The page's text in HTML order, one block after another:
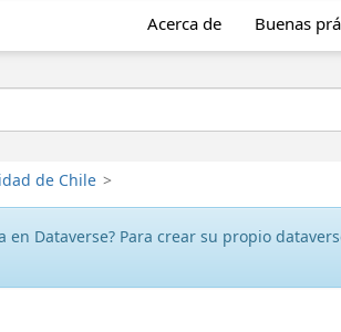
Acerca de Buenas
de Chile >
en Dataverse? Para crear su propio